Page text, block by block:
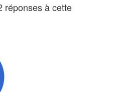
réponses à cette